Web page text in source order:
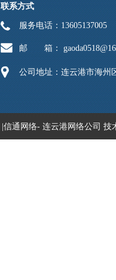
联系方式
服务电话：13605137005
邮 箱：
公司地址：连云港市海州
信通网络- 连云港网络公司 技